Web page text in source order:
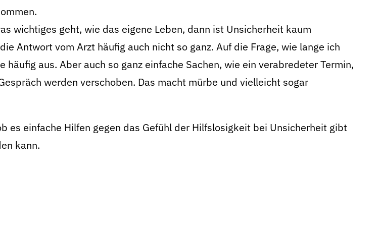
wichtiges geht, wie das eigene Leben, dann ist Unsicherheit kaum
Antwort vom Arzt häufig auch nicht so ganz. Auf die Frage, wie lange ich
häufig aus. Aber auch so ganz einfache Sachen, wie ein verabredeter Termin,
werden verschoben. Das macht mürbe und vielleicht sogar
es einfache Hilfen gegen das Gefühl der Hilfslosigkeit bei Unsicherheit gibt
kann.